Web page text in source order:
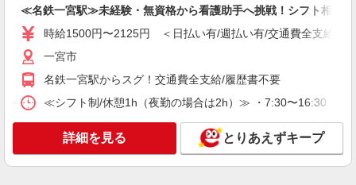
≪名鉄一宮駅≫未経験・無資格から看護助手へ挑戦！シフト相談
時給1500円〜2125円 ＜日払い有/週払い有/交通費全支給(ガ
一宮市
名鉄一宮駅からスグ！交通費全支給/履歴書不要
≪シフト制/休憩1h（夜勤の場合は2h）≫ ・7:30〜16:30 ・
詳細を見る とりあえずキープ